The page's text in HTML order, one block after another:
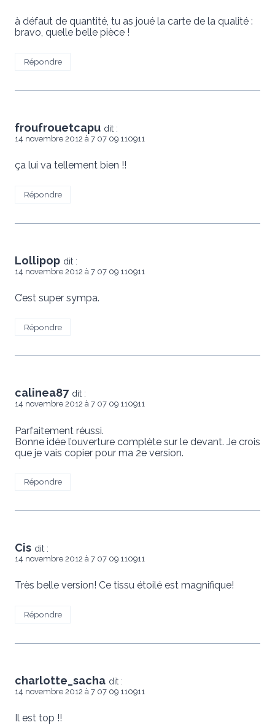
à défaut de quantité, tu as joué la carte de la qualité :
bravo, quelle belle pièce !
Répondre
froufrouetcapu dit :
14 novembre 2012 à 7 07 09 110911
ça lui va tellement bien !!
Répondre
Lollipop dit :
14 novembre 2012 à 7 07 09 110911
C’est super sympa.
Répondre
calinea87 dit :
14 novembre 2012 à 7 07 09 110911
Parfaitement réussi.
Bonne idée l’ouverture complète sur le devant. Je crois
que je vais copier pour ma 2e version.
Répondre
Cis dit :
14 novembre 2012 à 7 07 09 110911
Très belle version! Ce tissu étoilé est magnifique!
Répondre
charlotte_sacha dit :
14 novembre 2012 à 7 07 09 110911
Il est top !!